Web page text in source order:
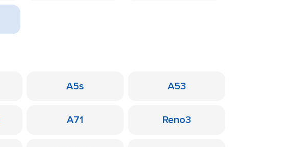
A5s A53
A71 Reno3